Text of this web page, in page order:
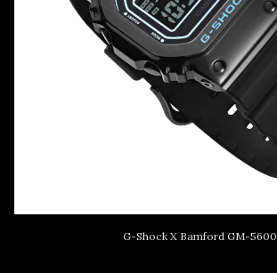
G-Shock X Bamford GM-5600